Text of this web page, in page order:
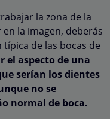
la zona de la
la imagen, deberás
de las bocas de
el aspecto de una
serían los dientes
no se
normal de boca.